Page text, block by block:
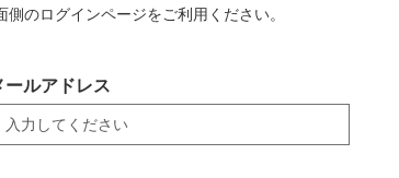
のログインページをご利用ください。
ールアドレス